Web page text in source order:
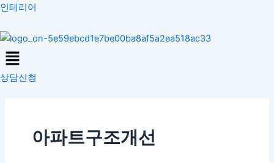
콘
츠
로
건
너
인테리어
Menu
상담신청
아파트구조개선